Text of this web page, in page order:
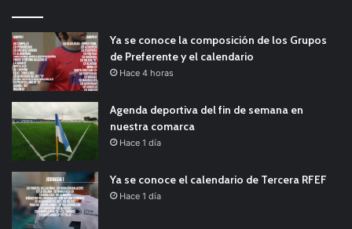
Ya se conoce la composición de los Grupos
de Preferente y el calendario
Hace 4 horas
Agenda deportiva del fin de semana en
nuestra comarca
Hace 1 día
Ya se conoce el calendario de Tercera RFEF
Hace 1 día